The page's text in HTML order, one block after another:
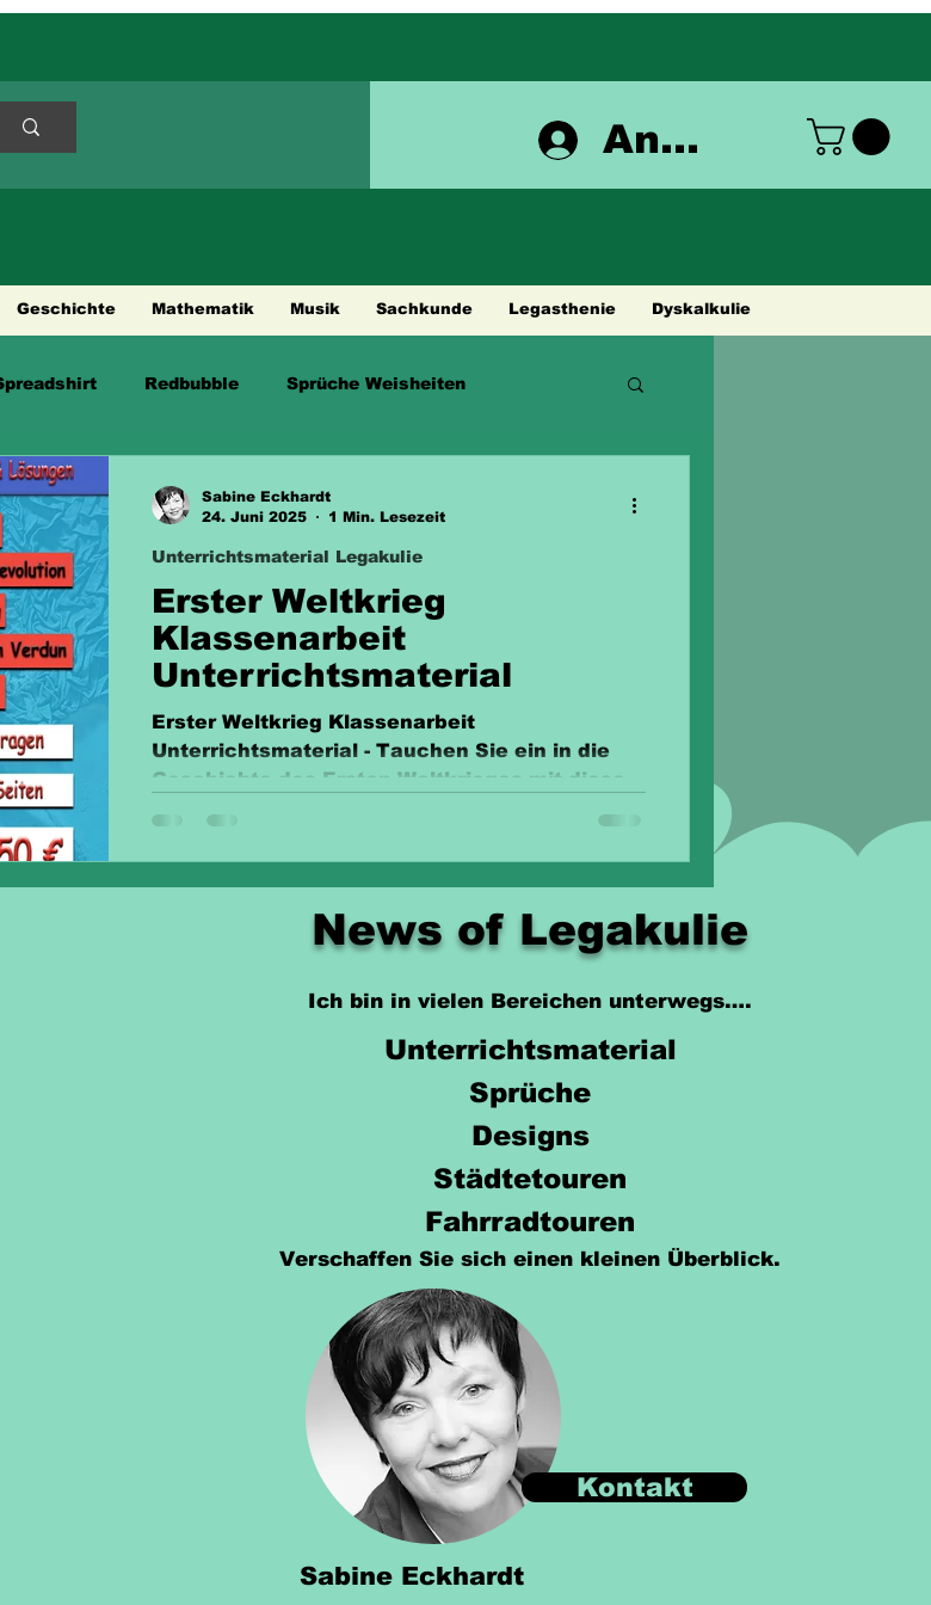
Anmelden
Geschichte Mathematik Musik Sachkunde Legasthenie Dyskalkulie
Redbubble Sprüche Weisheiten
Erster Weltkrieg
Klassenarbeit
Unterrichtsmaterial
Erster Weltkrieg Klassenarbeit
Unterrichtsmaterial - Tauchen Sie ein in die
Geschichte des Ersten Weltkrieges mit diesem
Unterrichtsmaterial Legakulie
Sabine Eckhardt
24. Juni 2025
1 Min. Lesezeit
News of Legakulie
Ich bin in vielen Bereichen unterwegs….
Unterrichtsmaterial
Sprüche
Designs
Städtetouren
Fahrradtouren
Verschaffen Sie sich einen kleinen Überblick.
Kontakt
Sabine Eckhardt